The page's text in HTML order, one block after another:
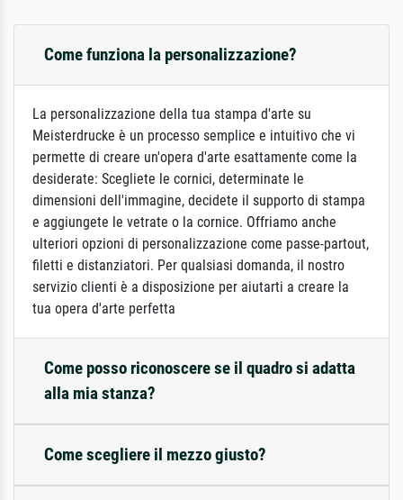
Come funziona la personalizzazione?
La personalizzazione della tua stampa d'arte su
Meisterdrucke è un processo semplice e intuitivo che vi
permette di creare un'opera d'arte esattamente come la
desiderate: Scegliete le cornici, determinate le
dimensioni dell'immagine, decidete il supporto di stampa
e aggiungete le vetrate o la cornice. Offriamo anche
ulteriori opzioni di personalizzazione come passe-partout,
filetti e distanziatori. Per qualsiasi domanda, il nostro
servizio clienti è a disposizione per aiutarti a creare la
tua opera d'arte perfetta
Come posso riconoscere se il quadro si adatta
alla mia stanza?
Come scegliere il mezzo giusto?